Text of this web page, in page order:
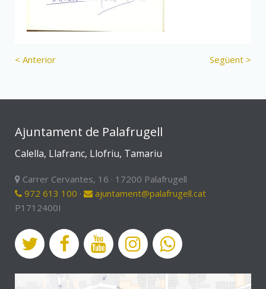
< Anterior Següent >
Ajuntament de Palafrugell
Calella, Llafranc, Llofriu, Tamariu
Carrer Cervantes, 16 · 17200 Palafrugell
972 613 100 ·
ajuntament@palafrugell.cat
P1712400I